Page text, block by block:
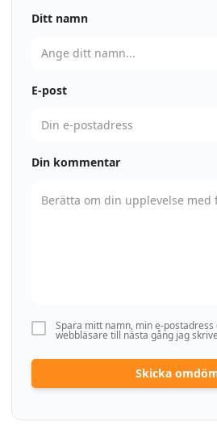
Ditt namn
E-post
Din kommentar
Spara mitt namn, min e-postadress
webbläsare till nästa gång jag
Skicka